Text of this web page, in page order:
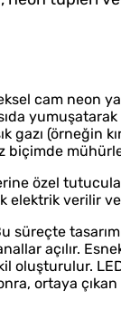
cam neon
(örneğin
biçimde
özel
verilir ve
süreçte
açılır.
oluşturulur.
ortaya çıkan